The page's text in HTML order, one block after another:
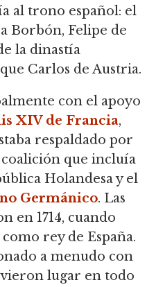
al trono español: el
Borbón, Felipe de
la dinastía
Carlos de Austria.
con el apoyo
XIV de Francia,
respaldado por
coalición que incluía
Holandesa y el
Germánico. Las
en 1714, cuando
rey de España.
a menudo con
lugar en todo